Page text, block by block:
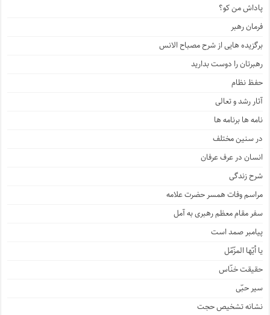
پاداش من کو؟
فرمان رهبر
برگزیده هایی از شرح مصباح الانس
رهبرتان را دوست بدارید
حفظ نظام
آثار رشد و تعالی
نامه ها برنامه ها
در سنین مختلف
انسان در عرف عرفان
شرح زندگی
مراسم وفات همسر حضرت علامه
سفر مقام معظم رهبری به آمل
پیامبر صمد است
یا أیّها المزّمّل
حقیقت خنّاس
سیر حبّی
نشانه تشخیص حجت